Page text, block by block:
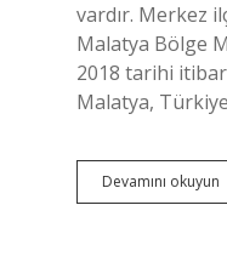
vardır. Merkez
Malatya Bölge
2018 tarihi
Malatya,
Devamını okuyun